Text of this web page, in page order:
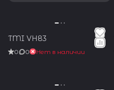
TMI VH83
0 0 Нет в наличии